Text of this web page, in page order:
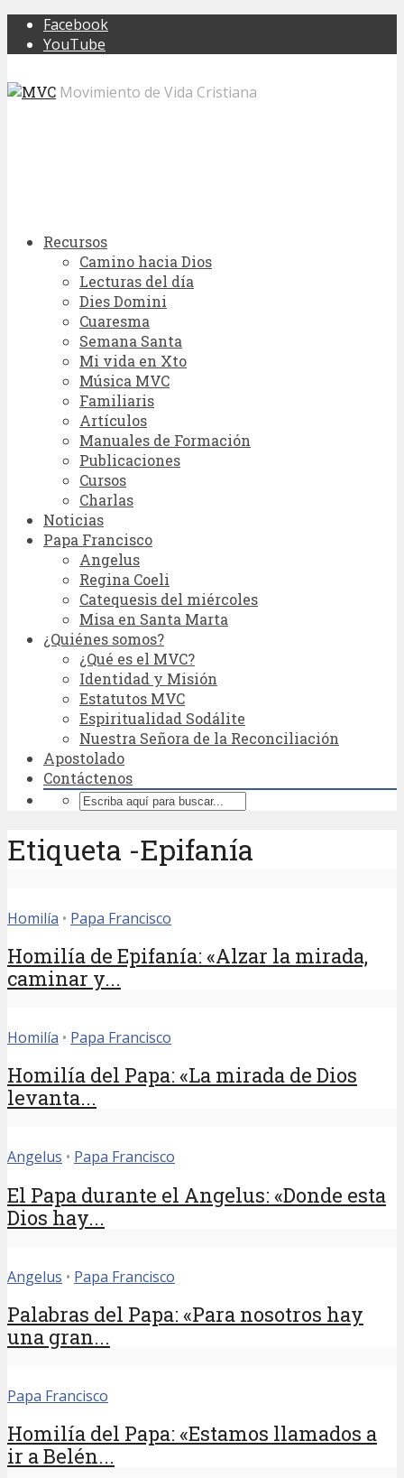
Facebook
YouTube
Movimiento de Vida Cristiana
Recursos
Camino hacia Dios
Lecturas del día
Dies Domini
Cuaresma
Semana Santa
Mi vida en Xto
Música MVC
Familiaris
Artículos
Manuales de Formación
Publicaciones
Cursos
Charlas
Noticias
Papa Francisco
Angelus
Regina Coeli
Catequesis del miércoles
Misa en Santa Marta
¿Quiénes somos?
¿Qué es el MVC?
Identidad y Misión
Estatutos MVC
Espiritualidad Sodálite
Nuestra Señora de la Reconciliación
Apostolado
Contáctenos
Etiqueta -Epifanía
Homilía • Papa Francisco
Homilía de Epifanía: «Alzar la mirada,
caminar y...
Homilía • Papa Francisco
Homilía del Papa: «La mirada de Dios
levanta...
Angelus • Papa Francisco
El Papa durante el Angelus: «Donde esta
Dios hay...
Angelus • Papa Francisco
Palabras del Papa: «Para nosotros hay
una gran...
Papa Francisco
Homilía del Papa: «Estamos llamados a
ir a Belén...